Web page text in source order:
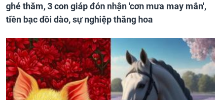
ghé thăm, 3 con giáp đón nhận 'cơn mưa may mắn',
tiền bạc dồi dào, sự nghiệp thăng hoa